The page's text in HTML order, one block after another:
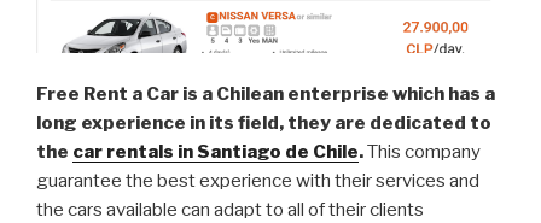
Free Rent a Car is a Chilean enterprise which has a
long experience in its field, they are dedicated to
the car rentals in Santiago de Chile.This company
guarantee the best experience with their services and
the cars available can adapt to all of their clients